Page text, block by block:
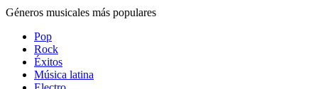
Géneros musicales más populares
Pop
Rock
Éxitos
Música latina